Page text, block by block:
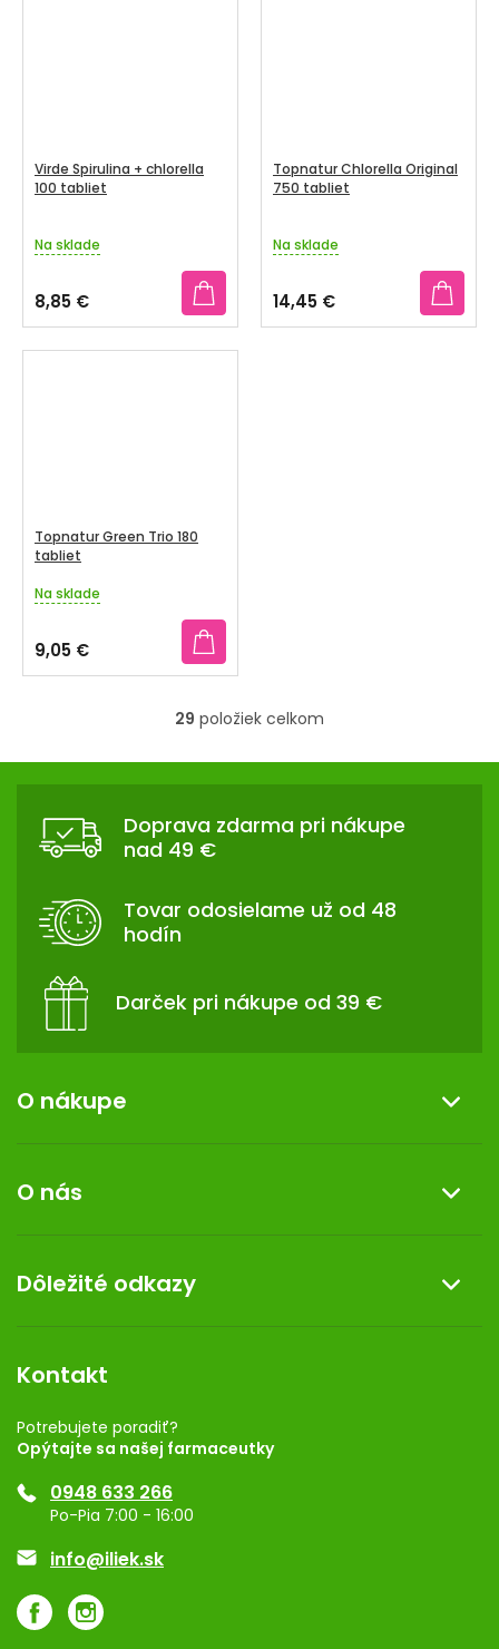
Virde Spirulina + chlorella
100 tabliet
Na sklade
8,85 €
Topnatur Chlorella Original
750 tabliet
Na sklade
14,45 €
Topnatur Green Trio 180
tabliet
Priemerné
produktu
je
5,0
Na sklade
9,05 €
O
v
l
d
i
e
v
y
i
29 položiek celkom
Doprava zdarma pri nákupe
nad 49 €
Tovar odosielame už od 48
hodín
Darček pri nákupe od 39 €
O nákupe
Reklamácia a vrátenie tovaru
Doprava a platba
Darček k nákupu
O nás
Kontakt
Dermocentrum
Dôležité odkazy
Rozhodnutie na prevádzku
Registrácia
Ponuka pre firmy
Značky
Kontakt
Potrebujete poradiť?
Opýtajte sa našej farmaceutky
0948 633 266
Po-Pia 7:00 - 16:00
info@iliek.sk